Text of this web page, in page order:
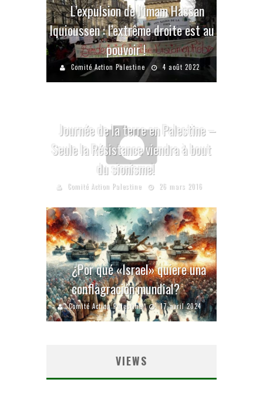
L’expulsion de l’imam Hassan
Iquioussen : l’extrême droite est au
pouvoir !
Comité Action Palestine 4 août 2022
Journée de la terre en Palestine –
Seule la Résistance viendra à bout
du sionisme!
Comité Action Palestine 26 mars 2016
¿Por qué «Israel» quiere una
conflagración mundial?
Comité Action Palestine 17 avril 2024
VIEWS